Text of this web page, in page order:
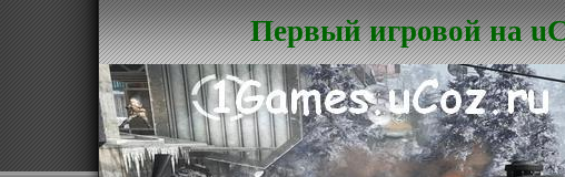
Первый игровой на